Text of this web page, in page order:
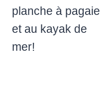
planche à pagaie
et au kayak de
mer!